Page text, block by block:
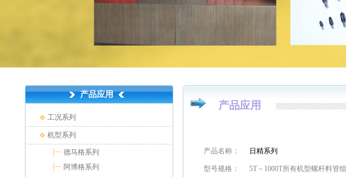
产品应用
工况系列
机型系列
德马格系列
阿博格系列
产品应用
产品名称： 日精系列
型号规格： 5T－1000T所有机型螺杆料管组